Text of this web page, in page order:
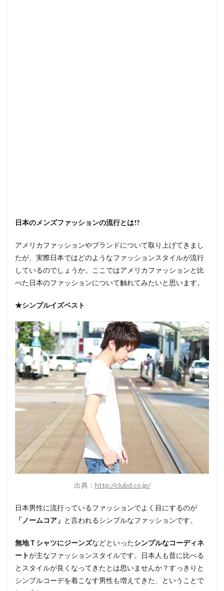
日本のメンズファッションの流行とは!?
アメリカファッションやブランドについて取り上げてきまし
たが、実際日本ではどのようなファッションスタイルが流行
しているのでしょうか。ここではアメリカファッションと比
べた日本のファッションについて触れてみたいと思います。
★シンプルイズベスト
出典： http://clubd.co.jp/
日本男性に流行っているファッションでよく目にするのが
「ノームコア」 と言われるシンプルなファッションです。
無地Ｔシャツにジーンズなどといったシンプルなコーディネ
ートが主なファッションスタイルです。日本人も昔に比べる
とスタイルが良くなってきたとは思いませんか？すっきりと
シンプルコーデを着こなす男性も増えてきた、ということで